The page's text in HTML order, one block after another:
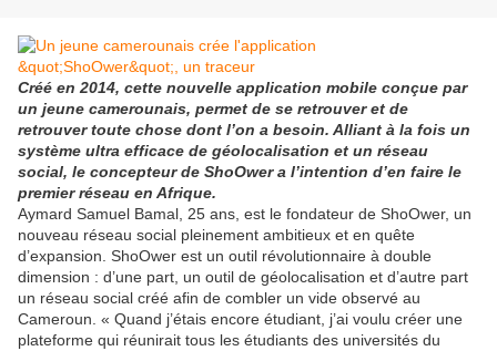
Créé en 2014, cette nouvelle application mobile conçue par
un jeune camerounais, permet de se retrouver et de
retrouver toute chose dont l’on a besoin. Alliant à la fois un
système ultra efficace de géolocalisation et un réseau
social, le concepteur de ShoOwer a l’intention d’en faire le
premier réseau en Afrique.
Aymard Samuel Bamal, 25 ans, est le fondateur de ShoOwer, un
nouveau réseau social pleinement ambitieux et en quête
d’expansion. ShoOwer est un outil révolutionnaire à double
dimension : d’une part, un outil de géolocalisation et d’autre part
un réseau social créé afin de combler un vide observé au
Cameroun. « Quand j’étais encore étudiant, j’ai voulu créer une
plateforme qui réunirait tous les étudiants des universités du